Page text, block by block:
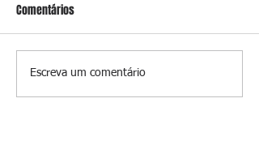
Prevenir é melhor
Comentários
Escreva um comentário